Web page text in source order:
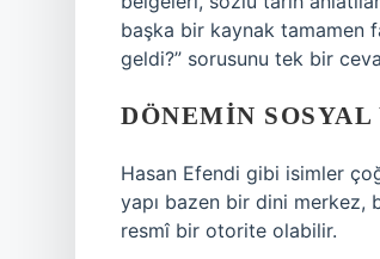
başka bir kaynak tamamen
geldi?” sorusunu tek bir
DÖNEMIN
Hasan Efendi gibi isimler
yapı bazen bir dini merkez,
resmî bir otorite olabilir.